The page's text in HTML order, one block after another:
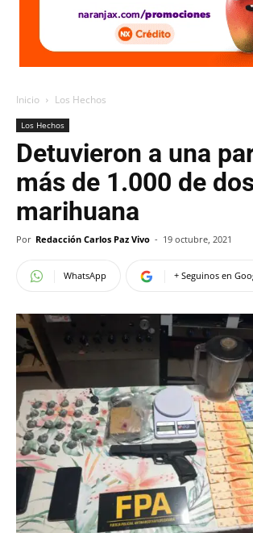
Inicio Los Hechos
Los Hechos
Detuvieron a una
más de 1.000 de
marihuana
Por Redacción Carlos Paz Vivo - 19 octubre, 2021
WhatsApp + Seguinos en